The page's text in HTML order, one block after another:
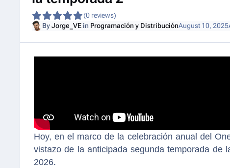
(0 reviews)
ByJorge_VEin Programación y DistribuciónAugust 10, 2025
Hoy, en el marco de la celebración anual del
vistazo de la anticipada segunda temporada de
2026.